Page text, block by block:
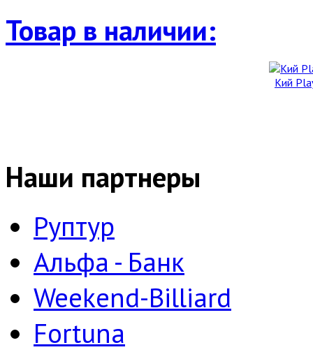
Товар в наличии:
Кий
Наши партнеры
Руптур
Альфа - Банк
Weekend-Billiard
Fortuna